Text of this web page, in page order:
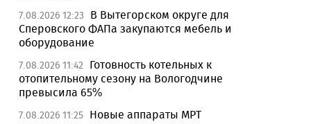
7.08.2026 12:23
В Вытегорском округе для
Сперовского ФАПа закупаются мебель и
оборудование
7.08.2026 11:42
Готовность котельных к
отопительному сезону на Вологодчине
превысила 65%
7.08.2026 11:25 Новые аппараты МРТ